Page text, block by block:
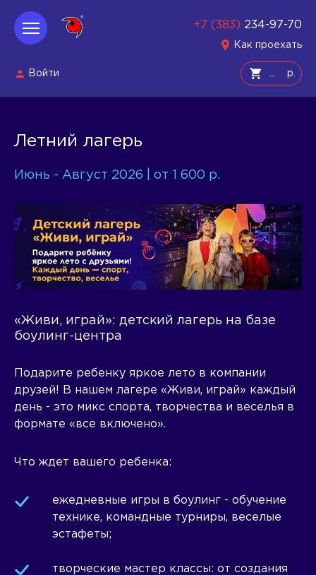
+7 (383) 234-97-70
Как проехать
Войти р.
Летний лагерь
Июнь - Август 2026 | от 1 600 р.
«Живи, играй»: детский лагерь на базе
боулинг-центра
Подарите ребенку яркое лето в компании
друзей! В нашем лагере «Живи, играй» каждый
день - это микс спорта, творчества и веселья в
формате «все включено».
Что ждет вашего ребенка:
ежедневные игры в боулинг - обучение
технике, командные турниры, веселые
эстафеты;
творческие мастер классы: от создания